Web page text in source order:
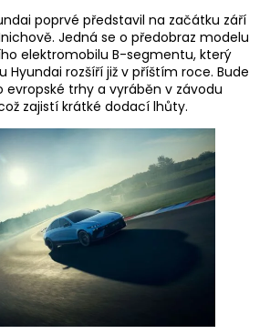
poprvé představil na začátku září
Jedná se o předobraz modelu
elektromobilu B-segmentu, který
Hyundai rozšíří již v příštím roce. Bude
trhy a vyráběn v závodu
zajistí krátké dodací lhůty.